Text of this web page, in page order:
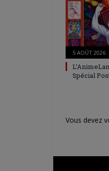
5 AOÛT 2026
Spécial
Vous devez